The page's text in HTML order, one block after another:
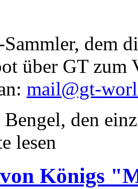
dem
über GT zum
mail@gt-
den
lesen
Königs